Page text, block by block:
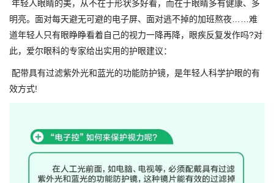
年轻人眼睛的美，从不在于形状多好看，而在于眼睛多有健康、多
明亮。面对每天避无可避的电子屏、面对逃不掉的加班熬夜……难
道年轻人只有眼睁睁看着自己的视力一降再降，眼疾反复发作吗?对
此，爱尔眼科的专家给出实用的护眼建议：
配带具有过滤紫外光和蓝光的功能防护镜，是年轻人科学护眼的有
效方式!